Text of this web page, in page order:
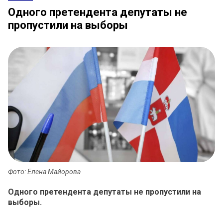
Одного претендента депутаты не
пропустили на выборы
Фото: Елена Майорова
Одного претендента депутаты не пропустили на
выборы.